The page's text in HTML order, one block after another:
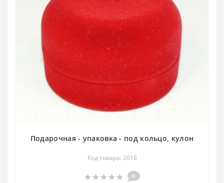
Подарочная - упаковка - под кольцо, кулон
Код товара: 2016
0